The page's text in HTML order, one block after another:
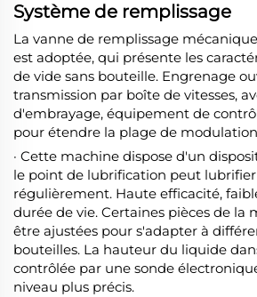
Système de remplissage
La vanne de remplissage
est adoptée, qui présente les
de vide sans bouteille. Engrenage
transmission par boîte de vitesses,
d'embrayage, équipement de
pour étendre la plage de
· Cette machine dispose d'un
le point de lubrification peut
régulièrement. Haute efficacité,
durée de vie. Certaines pièces de la
être ajustées pour s'adapter à
bouteilles. La hauteur du liquide
contrôlée par une sonde
niveau plus précis.